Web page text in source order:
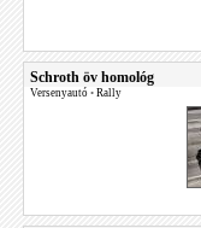
Schroth öv homológ
Versenyautó • Rally